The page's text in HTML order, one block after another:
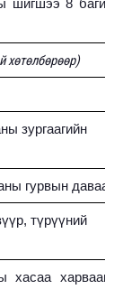
шигшээ 8 багийн
хөтөлбөрөөр)
зургаагийн
гурвын даваа
түрүүний
хасаа харвааны